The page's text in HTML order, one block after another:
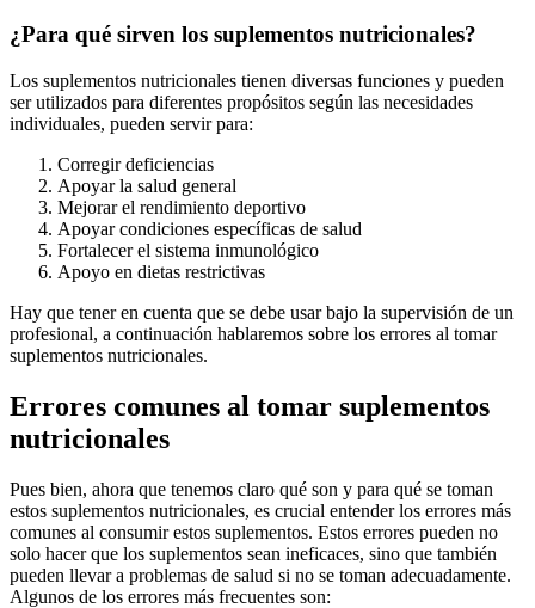
¿Para qué sirven los suplementos nutricionales?
Los suplementos nutricionales tienen diversas funciones y pueden
ser utilizados para diferentes propósitos según las necesidades
individuales, pueden servir para:
Corregir deficiencias
Apoyar la salud general
Mejorar el rendimiento deportivo
Apoyar condiciones específicas de salud
Fortalecer el sistema inmunológico
Apoyo en dietas restrictivas
Hay que tener en cuenta que se debe usar bajo la supervisión de un
profesional, a continuación hablaremos sobre los errores al tomar
suplementos nutricionales.
Errores comunes al tomar suplementos
nutricionales
Pues bien, ahora que tenemos claro qué son y para qué se toman
estos suplementos nutricionales, es crucial entender los errores más
comunes al consumir estos suplementos. Estos errores pueden no
solo hacer que los suplementos sean ineficaces, sino que también
pueden llevar a problemas de salud si no se toman adecuadamente.
Algunos de los errores más frecuentes son: